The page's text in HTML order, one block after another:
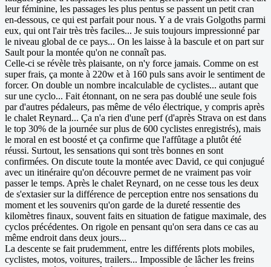
leur féminine, les passages les plus pentus se passent un petit cran
en-dessous, ce qui est parfait pour nous. Y a de vrais Golgoths parmi
eux, qui ont l'air très très faciles... Je suis toujours impressionné par
le niveau global de ce pays... On les laisse à la bascule et on part sur
Sault pour la montée qu'on ne connaît pas.
Celle-ci se révèle très plaisante, on n'y force jamais. Comme on est
super frais, ça monte à 220w et à 160 puls sans avoir le sentiment de
forcer. On double un nombre incalculable de cyclistes... autant que
sur une cyclo... Fait étonnant, on ne sera pas doublé une seule fois
par d'autres pédaleurs, pas même de vélo électrique, y compris après
le chalet Reynard... Ça n'a rien d'une perf (d'après Strava on est dans
le top 30% de la journée sur plus de 600 cyclistes enregistrés), mais
le moral en est boosté et ça confirme que l'affûtage a plutôt été
réussi. Surtout, les sensations qui sont très bonnes en sont
confirmées. On discute toute la montée avec David, ce qui conjugué
avec un itinéraire qu'on découvre permet de ne vraiment pas voir
passer le temps. Après le chalet Reynard, on ne cesse tous les deux
de s'extasier sur la différence de perception entre nos sensations du
moment et les souvenirs qu'on garde de la dureté ressentie des
kilomètres finaux, souvent faits en situation de fatigue maximale, des
cyclos précédentes. On rigole en pensant qu'on sera dans ce cas au
même endroit dans deux jours...
La descente se fait prudemment, entre les différents plots mobiles,
cyclistes, motos, voitures, trailers... Impossible de lâcher les freins